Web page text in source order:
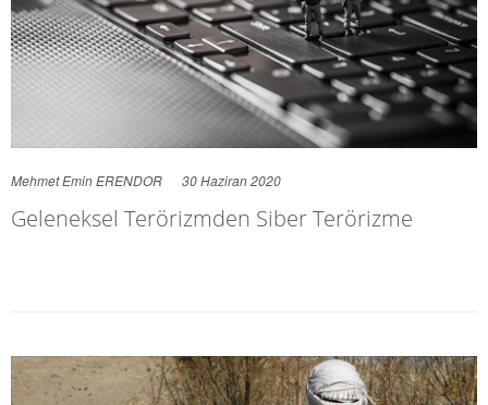
Mehmet Emin ERENDOR 30 Haziran 2020
Geleneksel Terörizmden Siber Terörizme